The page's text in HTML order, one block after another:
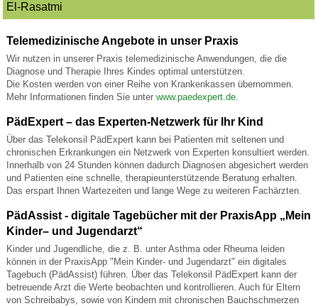
El-Rasatmi
Telemedizinische Angebote in unser Praxis
Wir nutzen in unserer Praxis telemedizinische Anwendungen, die die
Diagnose und Therapie Ihres Kindes optimal unterstützen.
Die Kosten werden von einer Reihe von Krankenkassen übernommen.
Mehr Informationen finden Sie unter www.paedexpert.de.
PädExpert – das Experten-Netzwerk für Ihr Kind
Über das Telekonsil PädExpert kann bei Patienten mit seltenen und
chronischen Erkrankungen ein Netzwerk von Experten konsultiert werden.
Innerhalb von 24 Stunden können dadurch Diagnosen abgesichert werden
und Patienten eine schnelle, therapieunterstützende Beratung erhalten.
Das erspart Ihnen Wartezeiten und lange Wege zu weiteren Fachärzten.
PädAssist - digitale Tagebücher mit der PraxisApp „Mein
Kinder– und Jugendarzt“
Kinder und Jugendliche, die z. B. unter Asthma oder Rheuma leiden
können in der PraxisApp "Mein Kinder- und Jugendarzt" ein digitales
Tagebuch (PädAssist) führen. Über das Telekonsil PädExpert kann der
betreuende Arzt die Werte beobachten und kontrollieren. Auch für Eltern
von Schreibabys, sowie von Kindern mit chronischen Bauchschmerzen